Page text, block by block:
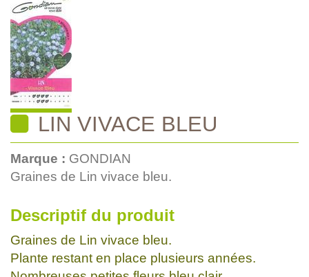
LIN VIVACE BLEU
Marque : GONDIAN
Graines de Lin vivace bleu.
Descriptif du produit
Graines de Lin vivace bleu.
Plante restant en place plusieurs années.